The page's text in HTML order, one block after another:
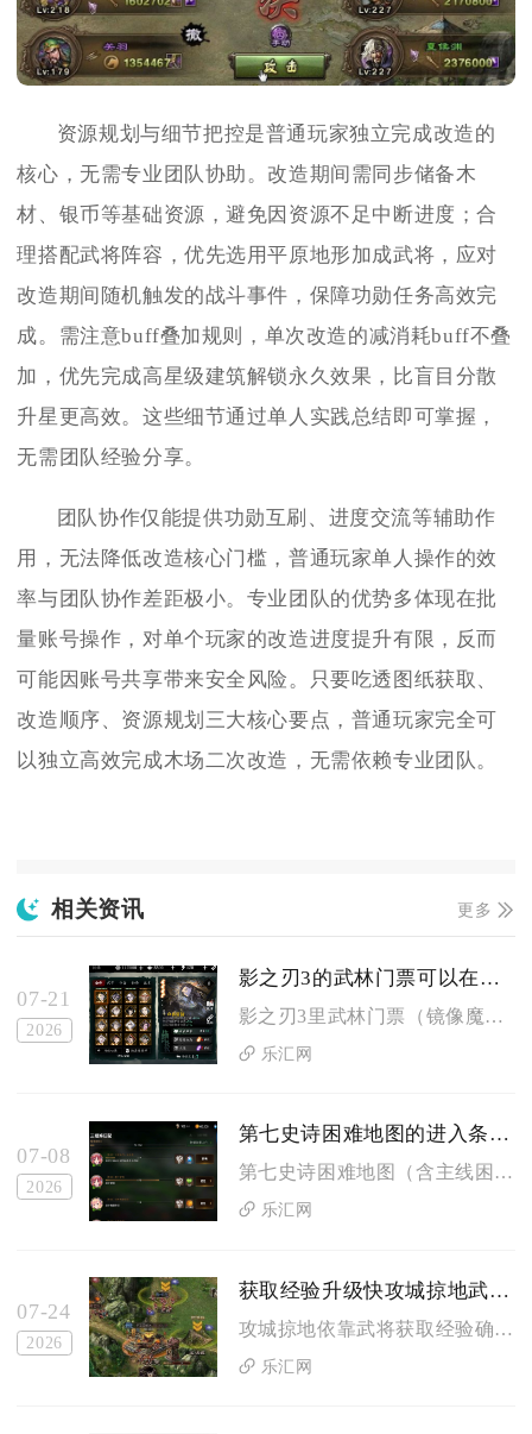
资源规划与细节把控是普通玩家独立完成改造的
核心，无需专业团队协助。改造期间需同步储备木
材、银币等基础资源，避免因资源不足中断进度；合
理搭配武将阵容，优先选用平原地形加成武将，应对
改造期间随机触发的战斗事件，保障功勋任务高效完
成。需注意buff叠加规则，单次改造的减消耗buff不叠
加，优先完成高星级建筑解锁永久效果，比盲目分散
升星更高效。这些细节通过单人实践总结即可掌握，
无需团队经验分享。
团队协作仅能提供功勋互刷、进度交流等辅助作
用，无法降低改造核心门槛，普通玩家单人操作的效
率与团队协作差距极小。专业团队的优势多体现在批
量账号操作，对单个玩家的改造进度提升有限，反而
可能因账号共享带来安全风险。只要吃透图纸获取、
改造顺序、资源规划三大核心要点，普通玩家完全可
以独立高效完成木场二次改造，无需依赖专业团队。
相关资讯 更多
07-21
2026
影之刃3的武林门票可以在哪里买
影之刃3里武林门票（镜像魔镜钥匙）主要有两处可主动购买，分别...
乐汇网
07-08
2026
第七史诗困难地图的进入条件是什么
第七史诗困难地图（含主线困难、讨伐困难、迷宫地狱等）的核心进...
乐汇网
07-24
2026
获取经验升级快攻城掠地武将行吗
攻城掠地依靠武将获取经验确实可以实现快速升级，但升级效率完全...
乐汇网